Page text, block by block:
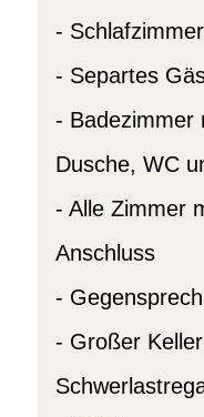
-
- Separtes
- Badezimmer
Dusche, WC
- Alle Zimmer
Anschluss
-
- Großer